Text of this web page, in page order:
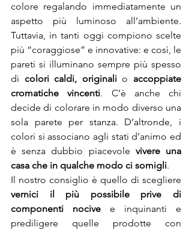
colore regalando immediatamente un
aspetto più luminoso all’ambiente.
Tuttavia, in tanti oggi compiono scelte
più “coraggiose” e innovative: e così, le
pareti si illuminano sempre più spesso
di colori caldi, originali o accoppiate
cromatiche vincenti. C’è anche chi
decide di colorare in modo diverso una
sola parete per stanza. D’altronde, i
colori si associano agli stati d’animo ed
è senza dubbio piacevole vivere una
casa che in qualche modo ci somigli.
vernici il più possibile prive di
componenti nocive e inquinanti e
prediligere quelle prodotte con